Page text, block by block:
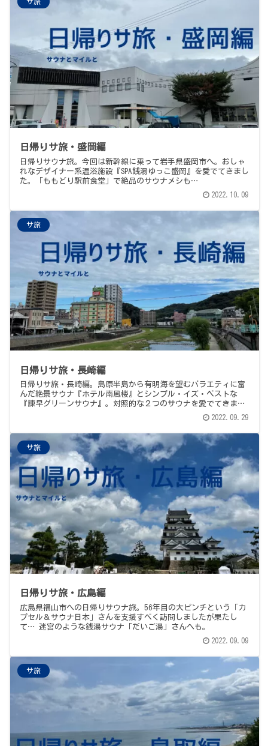
日帰りサ旅・盛岡編
日帰りサウナ旅。今回は新幹線に乗って岩手県盛岡市へ。おしゃ
れなデザイナー系温浴施設『SPA銭湯ゆっこ盛岡』を愛でてきまし
た。「ももどり駅前食堂」で絶品のサウナメシも…
2022.10.09
サ旅
日帰りサ旅・長崎編
日帰りサ旅・長崎編。島原半島から有明海を望むバラエティに富
んだ絶景サウナ『ホテル南風楼』とシンプル・イズ・ベストな
『諫早グリーンサウナ』。対照的な２つのサウナを愛でてきまし
2022.09.29
サ旅
日帰りサ旅・広島編
広島県福山市への日帰りサウナ旅。56年目の大ピンチという「カ
プセル＆サウナ日本」さんを支援すべく訪問しましたが果たし
て… 迷宮のような銭湯サウナ「だいご湯」さんへも。
2022.09.09
サ旅